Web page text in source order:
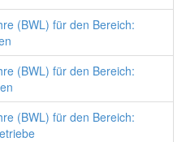
(BWL) für den Bereich:
(BWL) für den Bereich:
(BWL) für den Bereich: